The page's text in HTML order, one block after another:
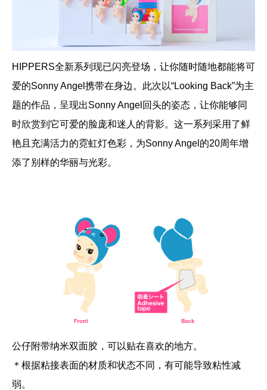
HIPPERS全新系列现已闪亮登场，让你随时随地都能将可
爱的Sonny Angel携带在身边。此次以“Looking Back”为主
题的作品，呈现出Sonny Angel回头的姿态，让你能够同
时欣赏到它可爱的脸庞和迷人的背影。这一系列采用了鲜
艳且充满活力的霓虹灯色彩，为Sonny Angel的20周年增
添了别样的华丽与光彩。
公仔附带纳米双面胶，可以贴在喜欢的地方。
＊根据粘接表面的材质和状态不同，有可能导致粘性减
弱。